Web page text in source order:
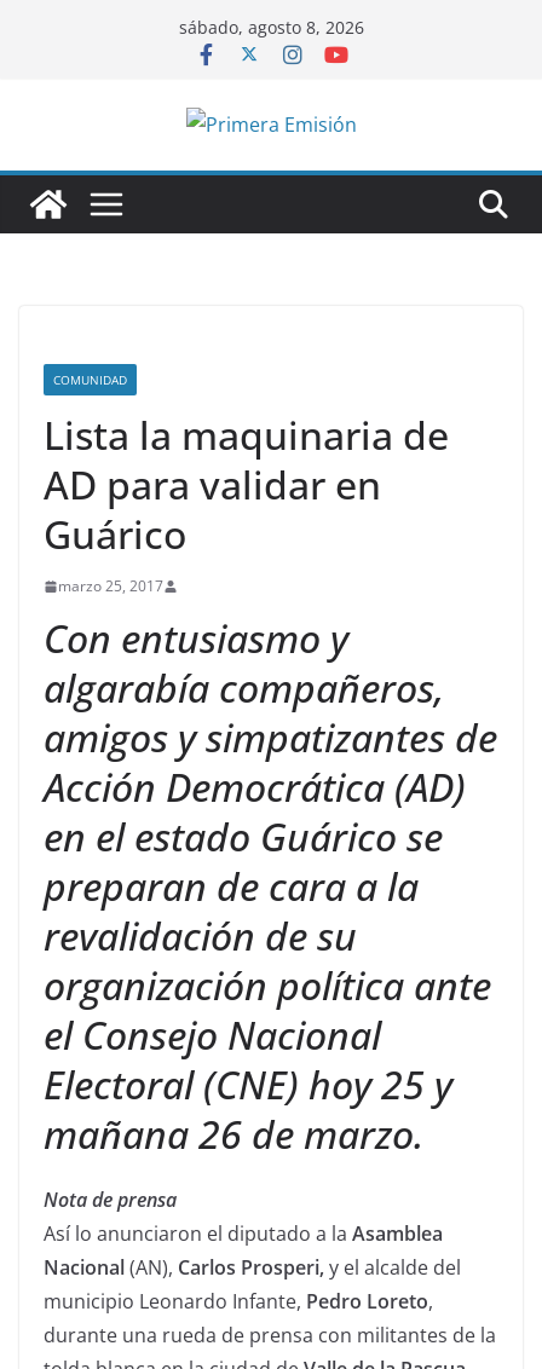
sábado, agosto 8, 2026
COMUNIDAD
Lista la maquinaria de
AD para validar en
Guárico
marzo 25, 2017
Con entusiasmo y
algarabía compañeros,
amigos y simpatizantes de
Acción Democrática (AD)
en el estado Guárico se
preparan de cara a la
revalidación de su
organización política ante
el Consejo Nacional
Electoral (CNE) hoy 25 y
mañana 26 de marzo.
Nota de prensa
Así lo anunciaron el diputado a la Asamblea
Nacional(AN), Carlos Prosperi, y el alcalde del
municipio Leonardo Infante, Pedro Loreto,
durante una rueda de prensa con militantes de la